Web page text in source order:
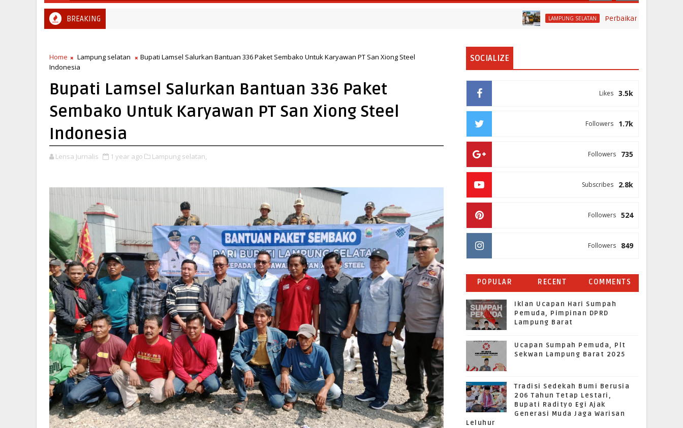
BREAKING LAMPUNG SELATAN Perbaikan Jalan RA Basyid
Home Lampung selatan
Bupati Lamsel Salurkan Bantuan 336 Paket Sembako Untuk Karyawan PT San Xiong Steel
Indonesia
Bupati Lamsel Salurkan Bantuan 336 Paket
Sembako Untuk Karyawan PT San Xiong Steel
Indonesia
Lensa Jurnalis 1 year ago Lampung selatan,
SOCIALIZE
3.5k
Likes
1.7k
Followers
735
Followers
2.8k
Subscribes
524
Followers
849
Followers
POPULAR RECENT COMMENTS
Iklan Ucapan Hari Sumpah
Pemuda, Pimpinan DPRD
Lampung Barat
Ucapan Sumpah Pemuda, Plt
Sekwan Lampung Barat 2025
Tradisi Sedekah Bumi Berusia
206 Tahun Tetap Lestari,
Bupati Radityo Egi Ajak
Generasi Muda Jaga Warisan
Leluhur